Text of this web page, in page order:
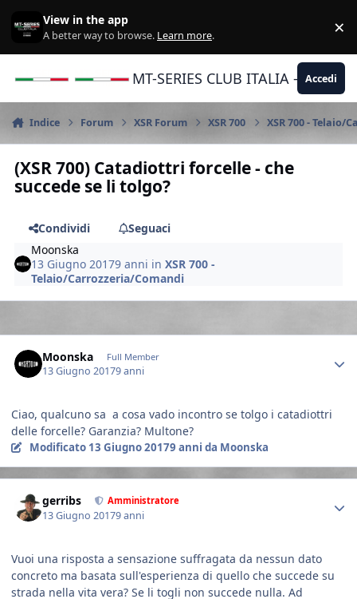
View in the app
A better way to browse. Learn more. ×
MT-SERIES CLUB ITALIA -Accedi
Indice Forum XSR Forum XSR 700 XSR 700 - Telaio/
(XSR 700) Catadiottri forcelle - che
succede se li tolgo?
Condividi
Seguaci
Moonska
13 Giugno 20179 anni inXSR 700 -
Telaio/Carrozzeria/Comandi
Moonska Full Member
13 Giugno 20179 anni
Ciao, qualcuno sa a cosa vado incontro se tolgo i catadiottri
delle forcelle? Garanzia? Multone?
Modificato 13 Giugno 20179 anni da Moonska
gerribs Amministratore
13 Giugno 20179 anni
Vuoi una risposta a sensazione suffragata da nessun dato
concreto ma basata sull'esperienza di quello che succede su
strada nella vita vera? Se li togli non succede nulla. Ad